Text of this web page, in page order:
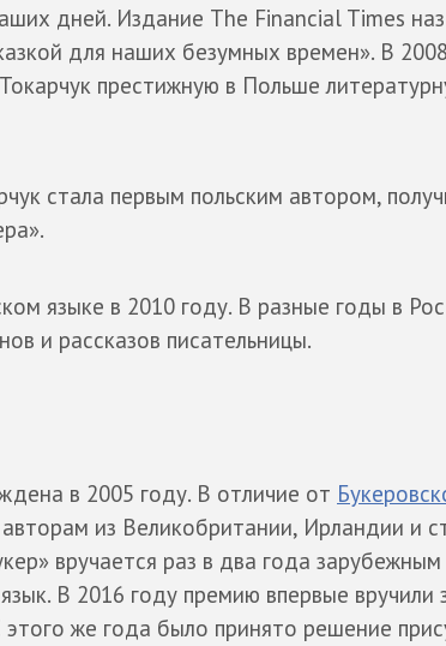
дней. Издание The Financial Times
для наших безумных времен». В
престижную в Польше
стала первым польским автором,
языке в 2010 году. В разные годы в
и рассказов писательницы.
в 2005 году. В отличие от
из Великобритании, Ирландии и
вручается раз в два года зарубежным
В 2016 году премию впервые вручили
же года было принято решение